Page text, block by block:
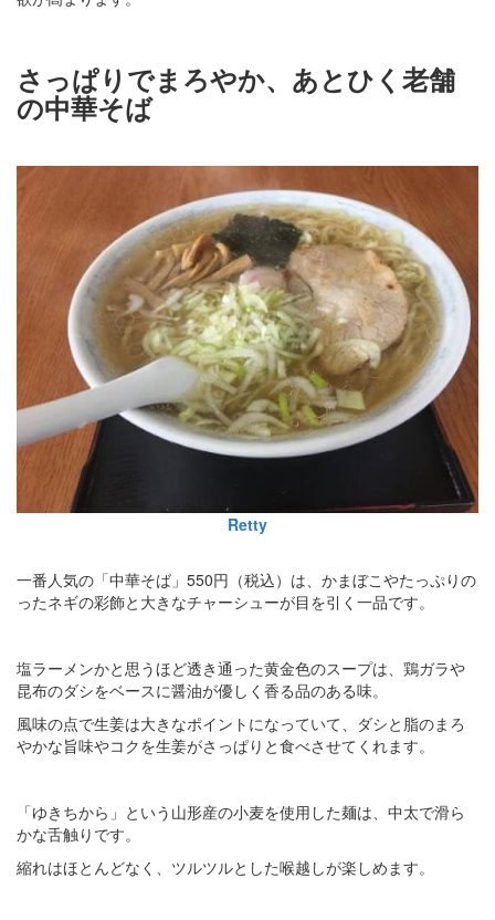
さっぱりでまろやか、あとひく老舗
の中華そば
Retty
一番人気の「中華そば」550円（税込）は、かまぼこやたっぷりの
ったネギの彩飾と大きなチャーシューが目を引く一品です。
塩ラーメンかと思うほど透き通った黄金色のスープは、鶏ガラや
昆布のダシをベースに醤油が優しく香る品のある味。
風味の点で生姜は大きなポイントになっていて、ダシと脂のまろ
やかな旨味やコクを生姜がさっぱりと食べさせてくれます。
「ゆきちから」という山形産の小麦を使用した麺は、中太で滑ら
かな舌触りです。
縮れはほとんどなく、ツルツルとした喉越しが楽しめます。